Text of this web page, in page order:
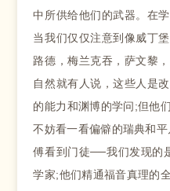
中所供给他们的武器。在
当我们仅仅注意到像威丁
路德，梅兰克吞，萨文黎
自然就有人说，这些人是
的能力和渊博的学问;但他
不妨看一看偏僻的瑞典和
傅看到门徒──我们发现
学家;他们精通福音真理的